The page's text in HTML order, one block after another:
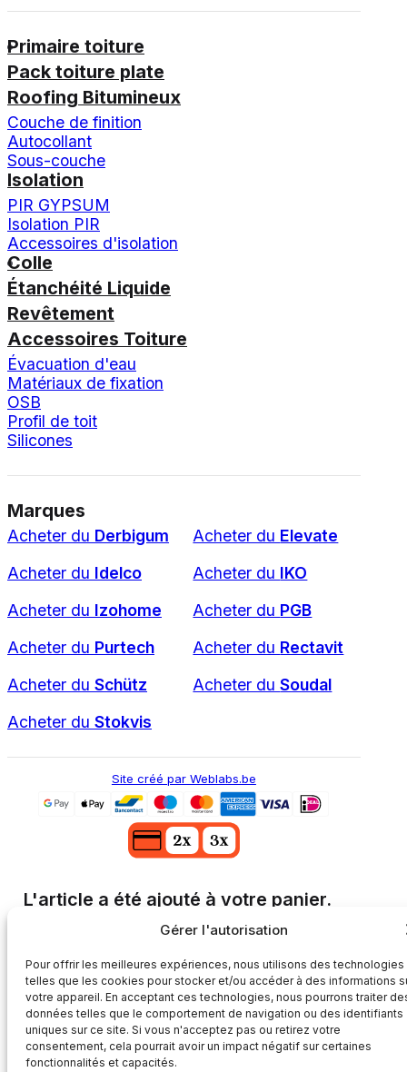
Gérer l'autorisation
Pour offrir les meilleures expériences, nous utilisons des technologies
telles que les cookies pour stocker et/ou accéder à des informations
votre appareil. En acceptant ces technologies, nous pourrons traiter
données telles que le comportement de navigation ou des identifiants
uniques sur ce site. Si vous n'acceptez pas ou retirez votre
consentement, cela pourrait avoir un impact négatif sur certaines
fonctionnalités et capacités.
Primaire toiture
Pack toiture plate
Roofing Bitumineux
Couche de finition
Autocollant
Sous-couche
Isolation
PIR GYPSUM
Isolation PIR
Accessoires d'isolation
Colle
Étanchéité Liquide
Revêtement
Accessoires Toiture
Évacuation d'eau
Matériaux de fixation
OSB
Profil de toit
Silicones
Marques
Acheter du Derbigum Acheter du Elevate
Acheter du Idelco Acheter du IKO
Acheter du Izohome Acheter du PGB
Acheter du Purtech Acheter du Rectavit
Acheter du Schütz Acheter duSoudal
Acheter du Stokvis
Site créé par Weblabs.be
L'article a été ajouté à votre panier.
Au panier Continuer mes achats